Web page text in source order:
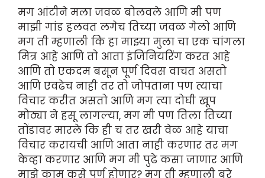
मग आंटीने मला जवळ बोलवले आणि मी पण
माझी गांड हलवत लगेच तिच्या जवळ गेलो आणि
मग ती म्हणाली कि हा माझ्या मुला चा एक चांगला
मित्र आहे आणि तो आता इंजिनियरिंग करत आहे
आणि तो एकदम बसून पूर्ण दिवस वाचत असतो
आणि एवढेच नाही तर तो जोपताना पण त्याचा
विचार करीत असतो आणि मग त्या दोघी खूप
मोठ्या ने हसू लागल्या, मग मी पण तिला तिच्या
तोंडावर मारले कि ही च तर खरी वेळ आहे याचा
विचार करायची आणि आता नाही करणार तर मग
केव्हा करणार आणि मग मी पुढे कसा जाणार आणि
माझे काम कसे पूर्ण होणार? मग ती म्हणाली बरे